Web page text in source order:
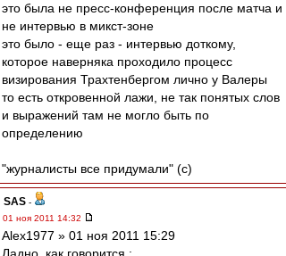
это была не пресс-конференция после матча и
не интервью в микст-зоне
это было - еще раз - интервью доткому,
которое наверняка проходило процесс
визирования Трахтенбергом лично у Валеры
то есть откровенной лажи, не так понятых слов
и выражений там не могло быть по
определению
"журналисты все придумали" (с)
SAS -
01 ноя 2011 14:32
Alex1977 » 01 ноя 2011 15:29